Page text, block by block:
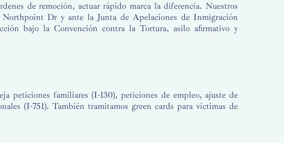
de remoción, actuar rápido marca la diferencia. Nuestros
Northpoint Dr y ante la Junta de Apelaciones de Inmigración
bajo la Convención contra la Tortura, asilo afirmativo y
peticiones familiares (I-130), peticiones de empleo, ajuste de
(I-751). También tramitamos green cards para víctimas de